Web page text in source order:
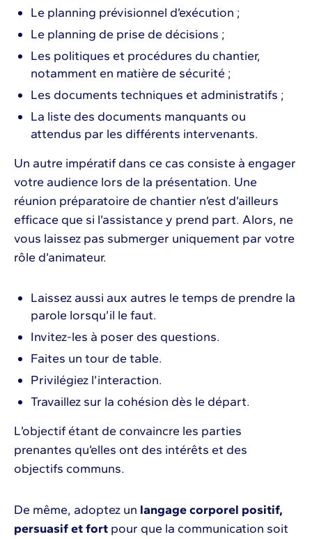
Le planning prévisionnel d’exécution ;
Le planning de prise de décisions ;
Les politiques et procédures du chantier,
notamment en matière de sécurité ;
Les documents techniques et administratifs ;
La liste des documents manquants ou
attendus par les différents intervenants.
Un autre impératif dans ce cas consiste à engager
votre audience lors de la présentation. Une
réunion préparatoire de chantier n’est d’ailleurs
efficace que si l’assistance y prend part. Alors, ne
vous laissez pas submerger uniquement par votre
rôle d’animateur.
Laissez aussi aux autres le temps de prendre la
parole lorsqu’il le faut.
Invitez-les à poser des questions.
Faites un tour de table.
Privilégiez l’interaction.
Travaillez sur la cohésion dès le départ.
L’objectif étant de convaincre les parties
prenantes qu’elles ont des intérêts et des
objectifs communs.
De même, adoptez un langage corporel positif,
persuasif et fort pour que la communication soit